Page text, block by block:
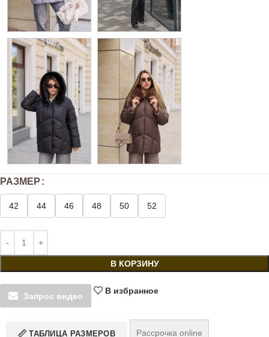
РАЗМЕР
42 44 46 48 50 52
В КОРЗИНУ
Запрос видео
В избранное
ТАБЛИЦА РАЗМЕРОВ Рассрочка online